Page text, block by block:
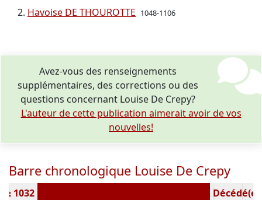
Havoise DE THOUROTTE 1048-1106
Avez-vous des renseignements
supplémentaires, des corrections ou des
questions concernant Louise De Crepy?
L'auteur de cette publication aimerait avoir de vos
nouvelles!
Barre chronologique Louise De Crepy
± 1032 Décédé(e